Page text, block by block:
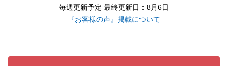
毎週更新予定 最終更新日：8月6日
『お客様の声』掲載について